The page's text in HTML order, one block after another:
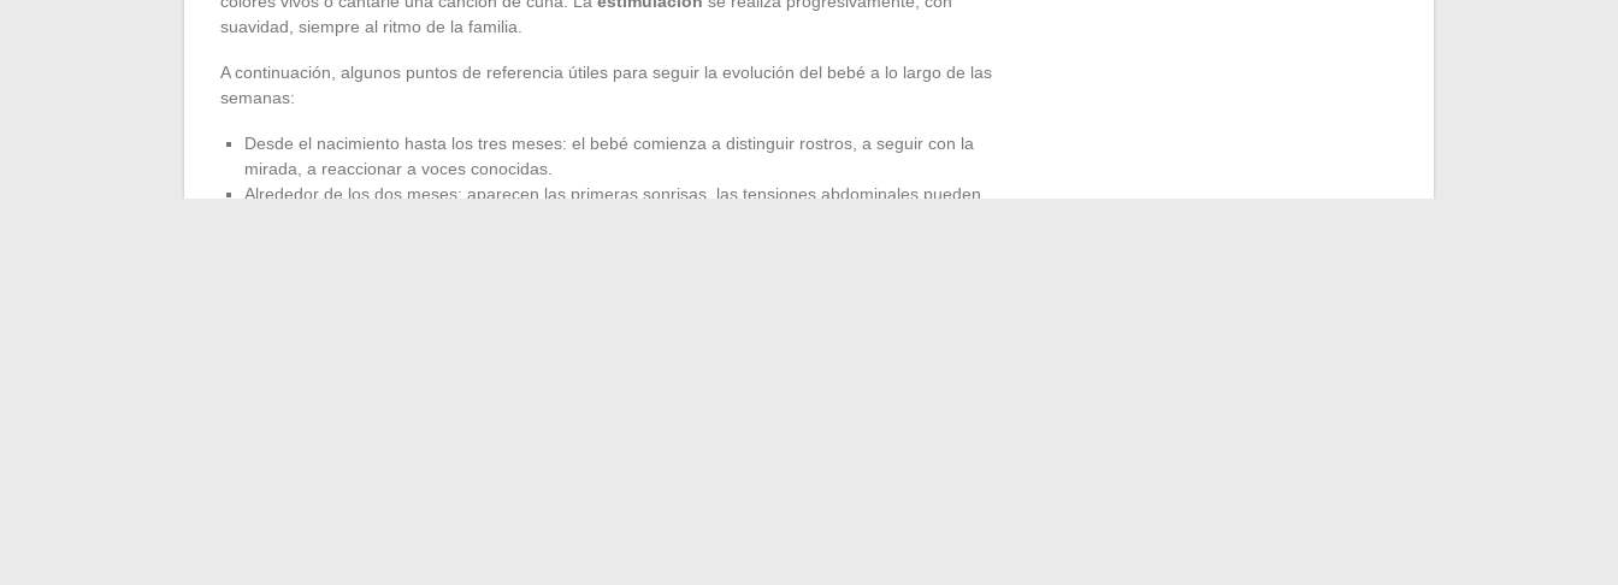
suavidad, siempre al ritmo de la familia.
A continuación, algunos puntos de referencia útiles para seguir la evolución del bebé a lo largo de las
semanas:
Desde el nacimiento hasta los tres meses: el bebé comienza a distinguir rostros, a seguir con la
mirada, a reaccionar a voces conocidas.
Alrededor de los dos meses: aparecen las primeras sonrisas, las tensiones abdominales pueden